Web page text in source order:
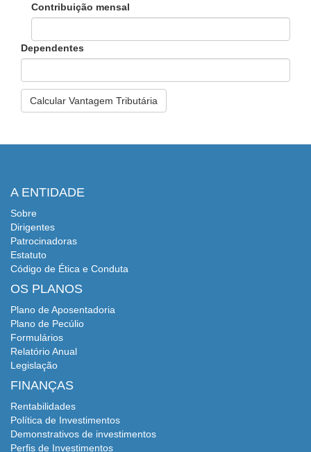
Contribuição mensal
Dependentes
Calcular Vantagem Tributária
A ENTIDADE
Sobre
Dirigentes
Patrocinadoras
Estatuto
Código de Ética e Conduta
OS PLANOS
Plano de Aposentadoria
Plano de Pecúlio
Formulários
Relatório Anual
Legislação
FINANÇAS
Rentabilidades
Política de Investimentos
Demonstrativos de investimentos
Perfis de Investimentos